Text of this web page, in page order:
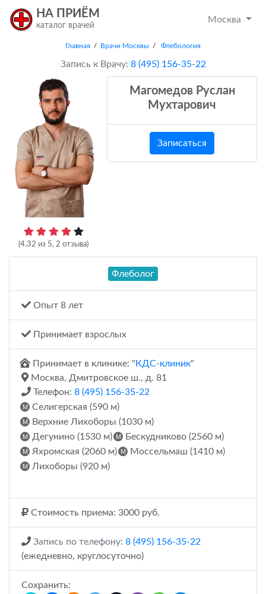
НА ПРИЁМ
каталог врачей
Москва
Главная / Врачи Москвы / Флебология
Запись к Врачу: 8 (495) 156-35-22
(4.32 из 5, 2 отзыва)
Магомедов Руслан
Мухтарович
Записаться
Флеболог
Опыт 8 лет
Принимает взрослых
Принимает в клинике: " КДС-клиник"
Москва, Дмитровское ш., д. 81
Телефон: 8 (495) 156-35-22
Селигерская (590 м)
Верхние Лихоборы (1030 м)
Дегунино (1530 м)
Бескудниково (2560 м)
Яхромская (2060 м)
Моссельмаш (1410 м)
Лихоборы (920 м)
Стоимость приема: 3000 руб.
Запись по телефону: 8 (495) 156-35-22
(ежедневно, круглосуточно)
Сохранить: